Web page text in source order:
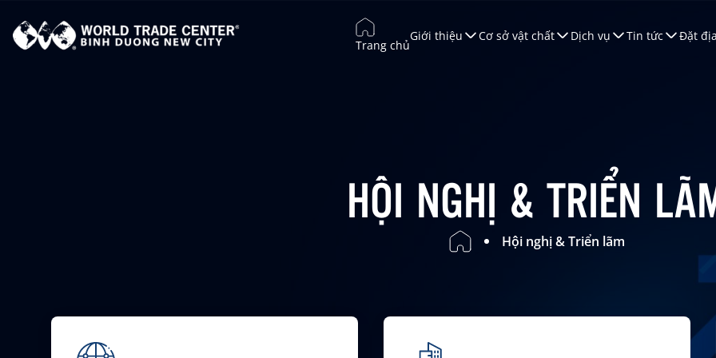
Trang chủ
Giới thiệu Cơ sở vật chất Dịch vụ
Truyền Thông
Tin tức Đặt
HỘI NGHỊ & TRIỂN
Hội nghị & Triển lãm